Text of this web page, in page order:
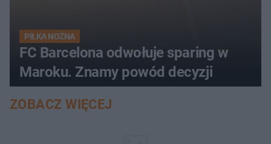
PIŁKA NOŻNA
FC Barcelona odwołuje sparing w
Maroku. Znamy powód decyzji
ZOBACZ WIĘCEJ